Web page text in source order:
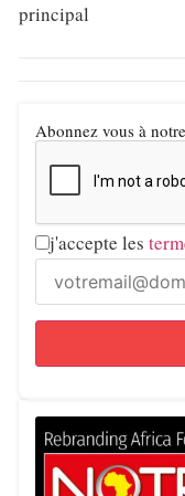
principal
Abonnez vous à
j'accepte les